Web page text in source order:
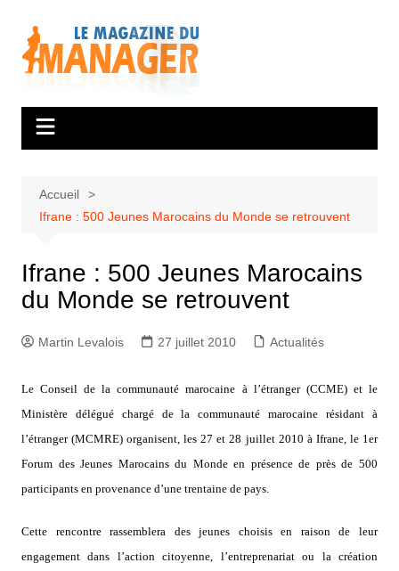
contenu
Accueil
Ifrane : 500 Jeunes Marocains du Monde se retrouvent
Ifrane : 500 Jeunes Marocains
du Monde se retrouvent
Martin Levalois 27 juillet 2010 Actualités
Le Conseil de la communauté marocaine à l’étranger (CCME) et le
Ministère délégué chargé de la communauté marocaine résidant à
l’étranger (MCMRE) organisent, les 27 et 28 juillet 2010 à Ifrane, le 1er
Forum des Jeunes Marocains du Monde en présence de près de 500
participants en provenance d’une trentaine de pays.
Cette rencontre rassemblera des jeunes choisis en raison de leur
engagement dans l’action citoyenne, l’entreprenariat ou la création